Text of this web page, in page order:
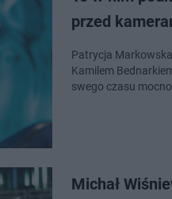
przed
Patrycja
Kamilem
swego czasu
Michał